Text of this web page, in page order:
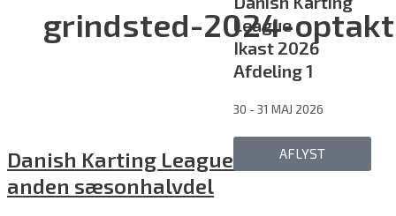
League
Ikast 2026
Afdeling 1
30 - 31 MAJ 2026
AFLYST
grindsted-2024-optakt
Danish Karting League er klar til
anden sæsonhalvdel